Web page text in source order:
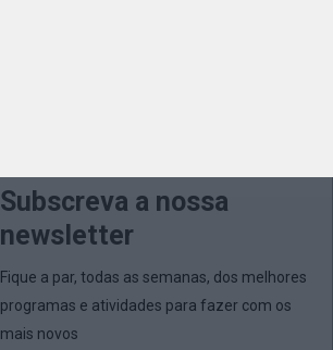
Subscreva a nossa
newsletter
Fique a par, todas as semanas, dos melhores
programas e atividades para fazer com os
mais novos